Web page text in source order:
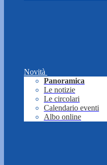
Novità
Panoramica
Le notizie
Le circolari
Calendario eventi
Albo online